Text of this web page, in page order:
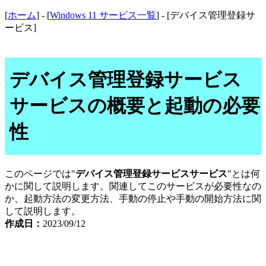
[ホーム] - [Windows 11 サービス一覧] - [デバイス管理登録サ
ービス]
デバイス管理登録サービス
サービスの概要と起動の必要
性
このページでは"デバイス管理登録サービスサービス"とは何
かに関して説明します。関連してこのサービスが必要性なの
か、起動方法の変更方法、手動の停止や手動の開始方法に関
して説明します。
作成日： 2023/09/12